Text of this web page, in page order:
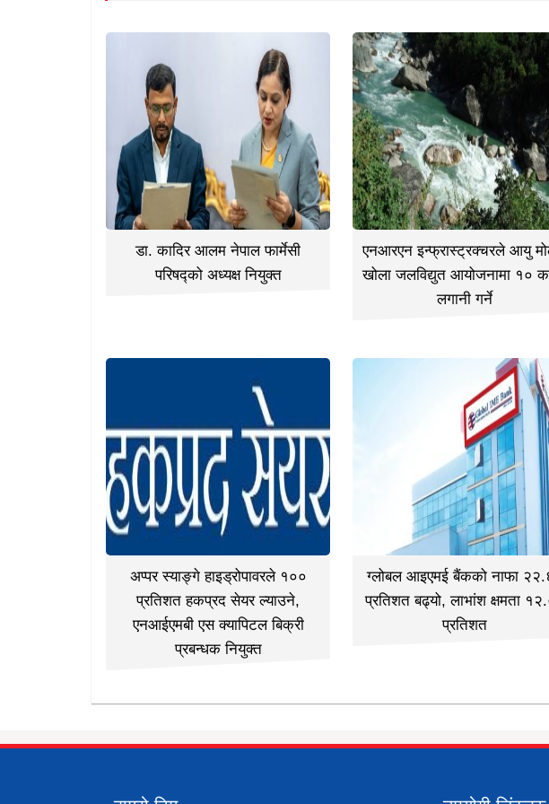
डा. कादिर आलम नेपाल फार्मेसी
परिषद्को अध्यक्ष नियुक्त
एनआरएन इन्फ्रास्ट्रक्चरले आयु
खोला जलविद्युत आयोजनामा १०
लगानी गर्ने
अप्पर स्याङ्गे हाइड्रोपावरले १००
प्रतिशत हकप्रद सेयर ल्याउने,
एनआईएमबी एस क्यापिटल बिक्री
प्रबन्धक नियुक्त
ग्लोबल आइएमई बैंकको नाफा
प्रतिशत बढ्यो, लाभांश क्षमता
प्रतिशत